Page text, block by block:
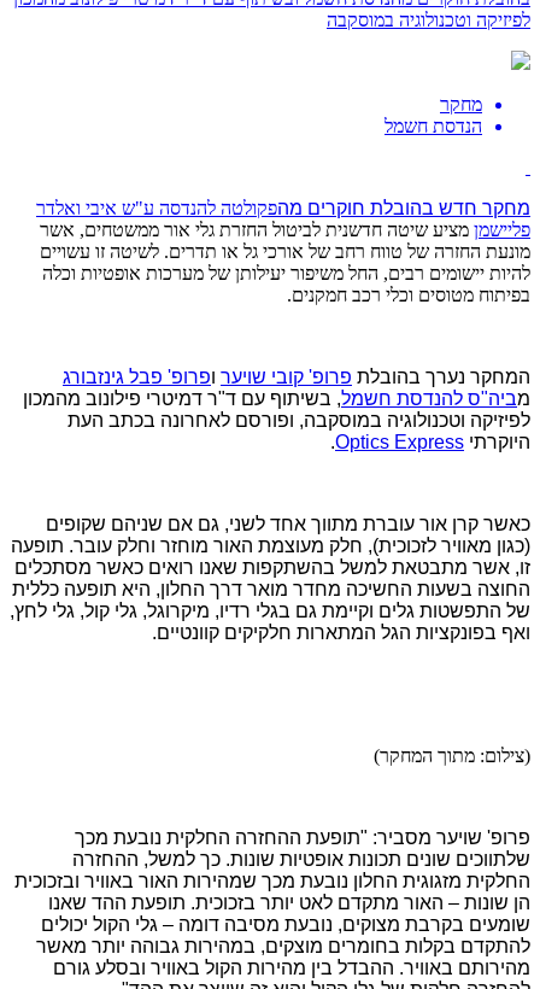
לפיזיקה וטכנולוגיה במוסקבה
מחקר
הנדסת חשמל
מחקר חדש בהובלת חוקרים מהפקולטה להנדסה ע"ש איבי ואלדר
פליישמן מציע שיטה חדשנית לביטול החזרת גלי אור ממשטחים, אשר
מונעת החזרה של טווח רחב של אורכי גל או תדרים. לשיטה זו עשויים
להיות יישומים רבים, החל משיפור יעילותן של מערכות אופטיות וכלה
בפיתוח מטוסים וכלי רכב חמקנים.
המחקר נערך בהובלת פרופ' קובי שויער ופרופ' פבל גינזבורג
מביה"ס להנדסת חשמל, בשיתוף עם ד"ר דמיטרי פילונוב מהמכון
לפיזיקה וטכנולוגיה במוסקבה, ופורסם לאחרונה בכתב העת
היוקרתי Optics Express
.
כאשר קרן אור עוברת מתווך אחד לשני, גם אם שניהם שקופים
(כגון מאוויר לזכוכית), חלק מעוצמת האור מוחזר וחלק עובר. תופעה
זו, אשר מתבטאת למשל בהשתקפות שאנו רואים כאשר מסתכלים
החוצה בשעות החשיכה מחדר מואר דרך החלון, היא תופעה כללית
של התפשטות גלים וקיימת גם בגלי רדיו, מיקרוגל, גלי קול, גלי לחץ,
ואף בפונקציות הגל המתארות חלקיקים קוונטיים.
(צילום: מתוך המחקר)
פרופ' שויער מסביר: "תופעת ההחזרה החלקית נובעת מכך
שלתווכים שונים תכונות אופטיות שונות. כך למשל, ההחזרה
החלקית מזגוגית החלון נובעת מכך שמהירות האור באוויר ובזכוכית
הן שונות – האור מתקדם לאט יותר בזכוכית. תופעת ההד שאנו
שומעים בקרבת מצוקים, נובעת מסיבה דומה – גלי הקול יכולים
להתקדם בקלות בחומרים מוצקים, במהירות גבוהה יותר מאשר
מהירותם באוויר. ההבדל בין מהירות הקול באוויר ובסלע גורם